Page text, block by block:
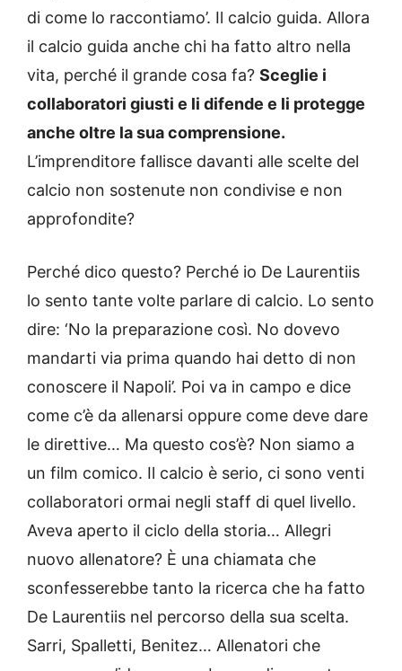
di come lo raccontiamo’. Il calcio guida. Allora
il calcio guida anche chi ha fatto altro nella
vita, perché il grande cosa fa? Sceglie i
collaboratori giusti e li difende e li protegge
anche oltre la sua comprensione.
L’imprenditore fallisce davanti alle scelte del
calcio non sostenute non condivise e non
approfondite?
Perché dico questo? Perché io De Laurentiis
lo sento tante volte parlare di calcio. Lo sento
dire: ‘No la preparazione così. No dovevo
mandarti via prima quando hai detto di non
conoscere il Napoli’. Poi va in campo e dice
come c’è da allenarsi oppure come deve dare
le direttive… Ma questo cos’è? Non siamo a
un film comico. Il calcio è serio, ci sono venti
collaboratori ormai negli staff di quel livello.
Aveva aperto il ciclo della storia… Allegri
nuovo allenatore? È una chiamata che
sconfesserebbe tanto la ricerca che ha fatto
De Laurentiis nel percorso della sua scelta.
Sarri, Spalletti, Benitez… Allenatori che